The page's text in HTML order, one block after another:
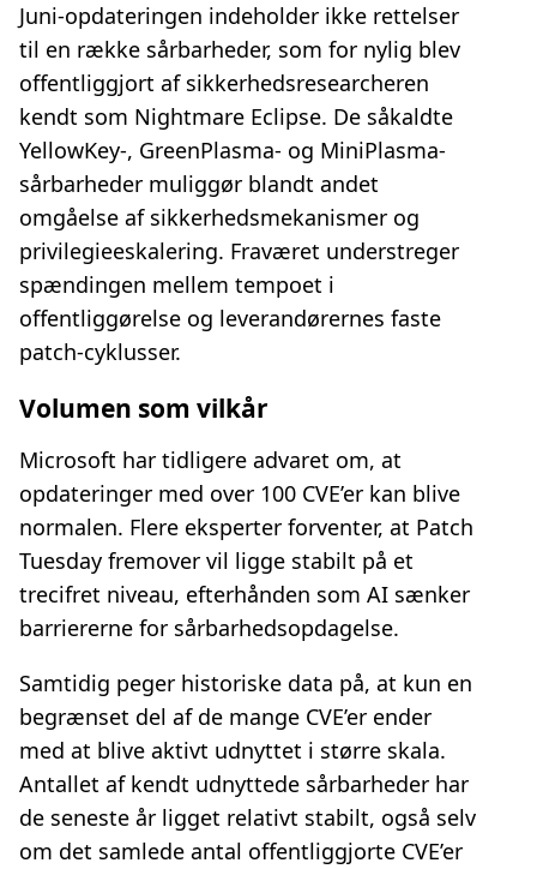
Juni-opdateringen indeholder ikke rettelser
til en række sårbarheder, som for nylig blev
offentliggjort af sikkerhedsresearcheren
kendt som Nightmare Eclipse. De såkaldte
YellowKey-, GreenPlasma- og MiniPlasma-
sårbarheder muliggør blandt andet
omgåelse af sikkerhedsmekanismer og
privilegieeskalering. Fraværet understreger
spændingen mellem tempoet i
offentliggørelse og leverandørernes faste
patch-cyklusser.
Volumen som vilkår
Microsoft har tidligere advaret om, at
opdateringer med over 100 CVE’er kan blive
normalen. Flere eksperter forventer, at Patch
Tuesday fremover vil ligge stabilt på et
trecifret niveau, efterhånden som AI sænker
barriererne for sårbarhedsopdagelse.
Samtidig peger historiske data på, at kun en
begrænset del af de mange CVE’er ender
med at blive aktivt udnyttet i større skala.
Antallet af kendt udnyttede sårbarheder har
de seneste år ligget relativt stabilt, også selv
om det samlede antal offentliggjorte CVE’er